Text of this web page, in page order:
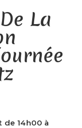
La
de 14h00 à